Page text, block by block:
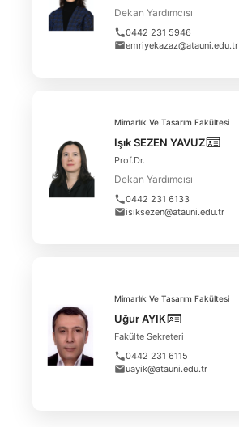
Dekan Yardımcısı
0442 231 5946
emriyekazaz@atauni.edu.tr
Mimarlık Ve Tasarım Fakültesi
Işık SEZEN YAVUZ
Prof.Dr.
Dekan Yardımcısı
0442 231 6133
isiksezen@atauni.edu.tr
Mimarlık Ve Tasarım Fakültesi
Uğur AYIK
Fakülte Sekreteri
0442 231 6115
uayik@atauni.edu.tr